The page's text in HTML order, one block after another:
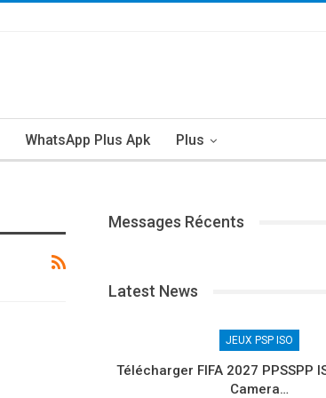
WhatsApp Plus Apk Plus
Messages Récents
Latest News
JEUX PSP ISO
Télécharger FIFA 2027 PPSSPP
Camera…